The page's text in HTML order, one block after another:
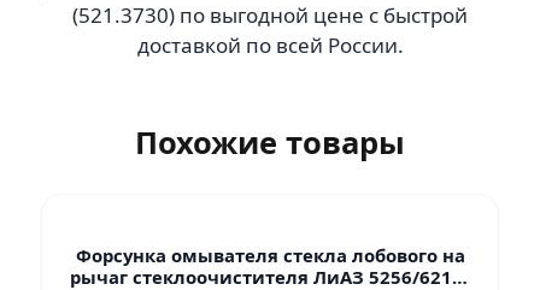
(521.3730) по выгодной цене с быстрой
доставкой по всей России.
Похожие товары
Форсунка омывателя стекла лобового на
рычаг стеклоочистителя ЛиАЗ 5256/6212/